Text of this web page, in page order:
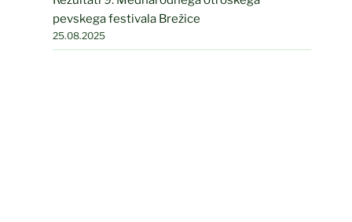
pevskega festivala Brežice
25.08.2025